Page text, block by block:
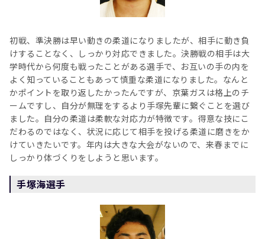
初戦、準決勝は早い動きの柔道になりましたが、相手に動き負
けすることなく、しっかり対応できました。決勝戦の相手は大
学時代から何度も戦ったことがある選手で、お互いの手の内を
よく知っていることもあって慎重な柔道になりました。なんと
かポイントを取り返したかったんですが、京葉ガスは格上のチ
ームですし、自分が無理をするより手塚先輩に繋ぐことを選び
ました。自分の柔道は柔軟な対応力が特徴です。得意な技にこ
だわるのではなく、状況に応じて相手を投げる柔道に磨きをか
けていきたいです。年内は大きな大会がないので、来春までに
しっかり体づくりをしようと思います。
手塚海選手